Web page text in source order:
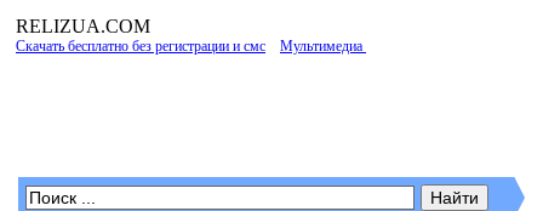
RELIZUA.COM
Скачать бесплатно без регистрации и смс Мультимедиа